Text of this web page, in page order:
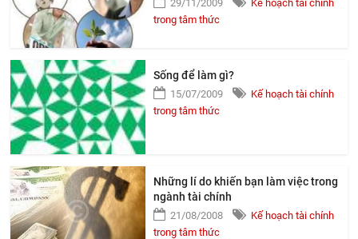
29/11/2009
Kế hoạch tài chính
trong tâm thức
Sống để làm gì?
15/07/2009
Kế hoạch tài chính
trong tâm thức
Những lí do khiến bạn làm việc trong
ngành tài chính
21/08/2008
Kế hoạch tài chính
trong tâm thức